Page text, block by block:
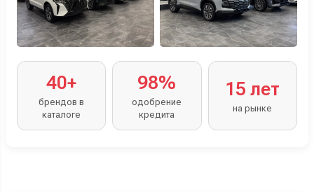
40+
брендов в
каталоге
98%
одобрение
кредита
15 лет
на рынке